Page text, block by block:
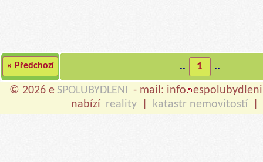
« Předchozí .. 1 ..
© 2026 e SPOLUBYDLENI - mail: info
nabízí reality katastr nemovitostí